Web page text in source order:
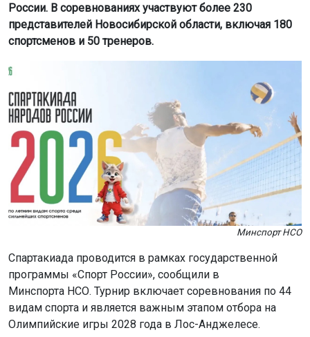
России. В соревнованиях участвуют более 230
представителей Новосибирской области, включая 180
спортсменов и 50 тренеров.
Минспорт НСО
Спартакиада проводится в рамках государственной
программы «Спорт России», сообщили в
Минспорта НСО. Турнир включает соревнования по 44
видам спорта и является важным этапом отбора на
Олимпийские игры 2028 года в Лос-Анджелесе.